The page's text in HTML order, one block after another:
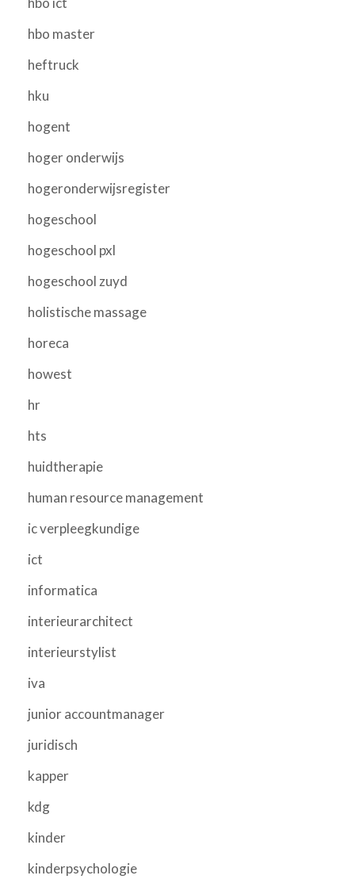
hbo master
heftruck
hku
hogent
hoger onderwijs
hogeronderwijsregister
hogeschool
hogeschool pxl
hogeschool zuyd
holistische massage
horeca
howest
hr
hts
huidtherapie
human resource management
ic verpleegkundige
ict
informatica
interieurarchitect
interieurstylist
iva
junior accountmanager
juridisch
kapper
kdg
kinder
kinderpsychologie